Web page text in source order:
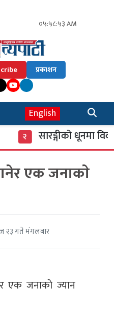
०५:५८:५४ AM
प्रकाशन
English
सारङ्गीको धूनमा
एक जनाकाे
२३ गते मंगलबार
एक जनाकाे ज्यान